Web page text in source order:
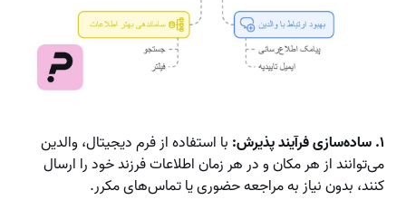
۱. ساده‌سازی فرآیند پذیرش:
با استفاده از فرم دیجیتال، والدین
می‌توانند از هر مکان و در هر زمان اطلاعات فرزند خود را ارسال
کنند، بدون نیاز به مراجعه حضوری یا تماس‌های مکرر.